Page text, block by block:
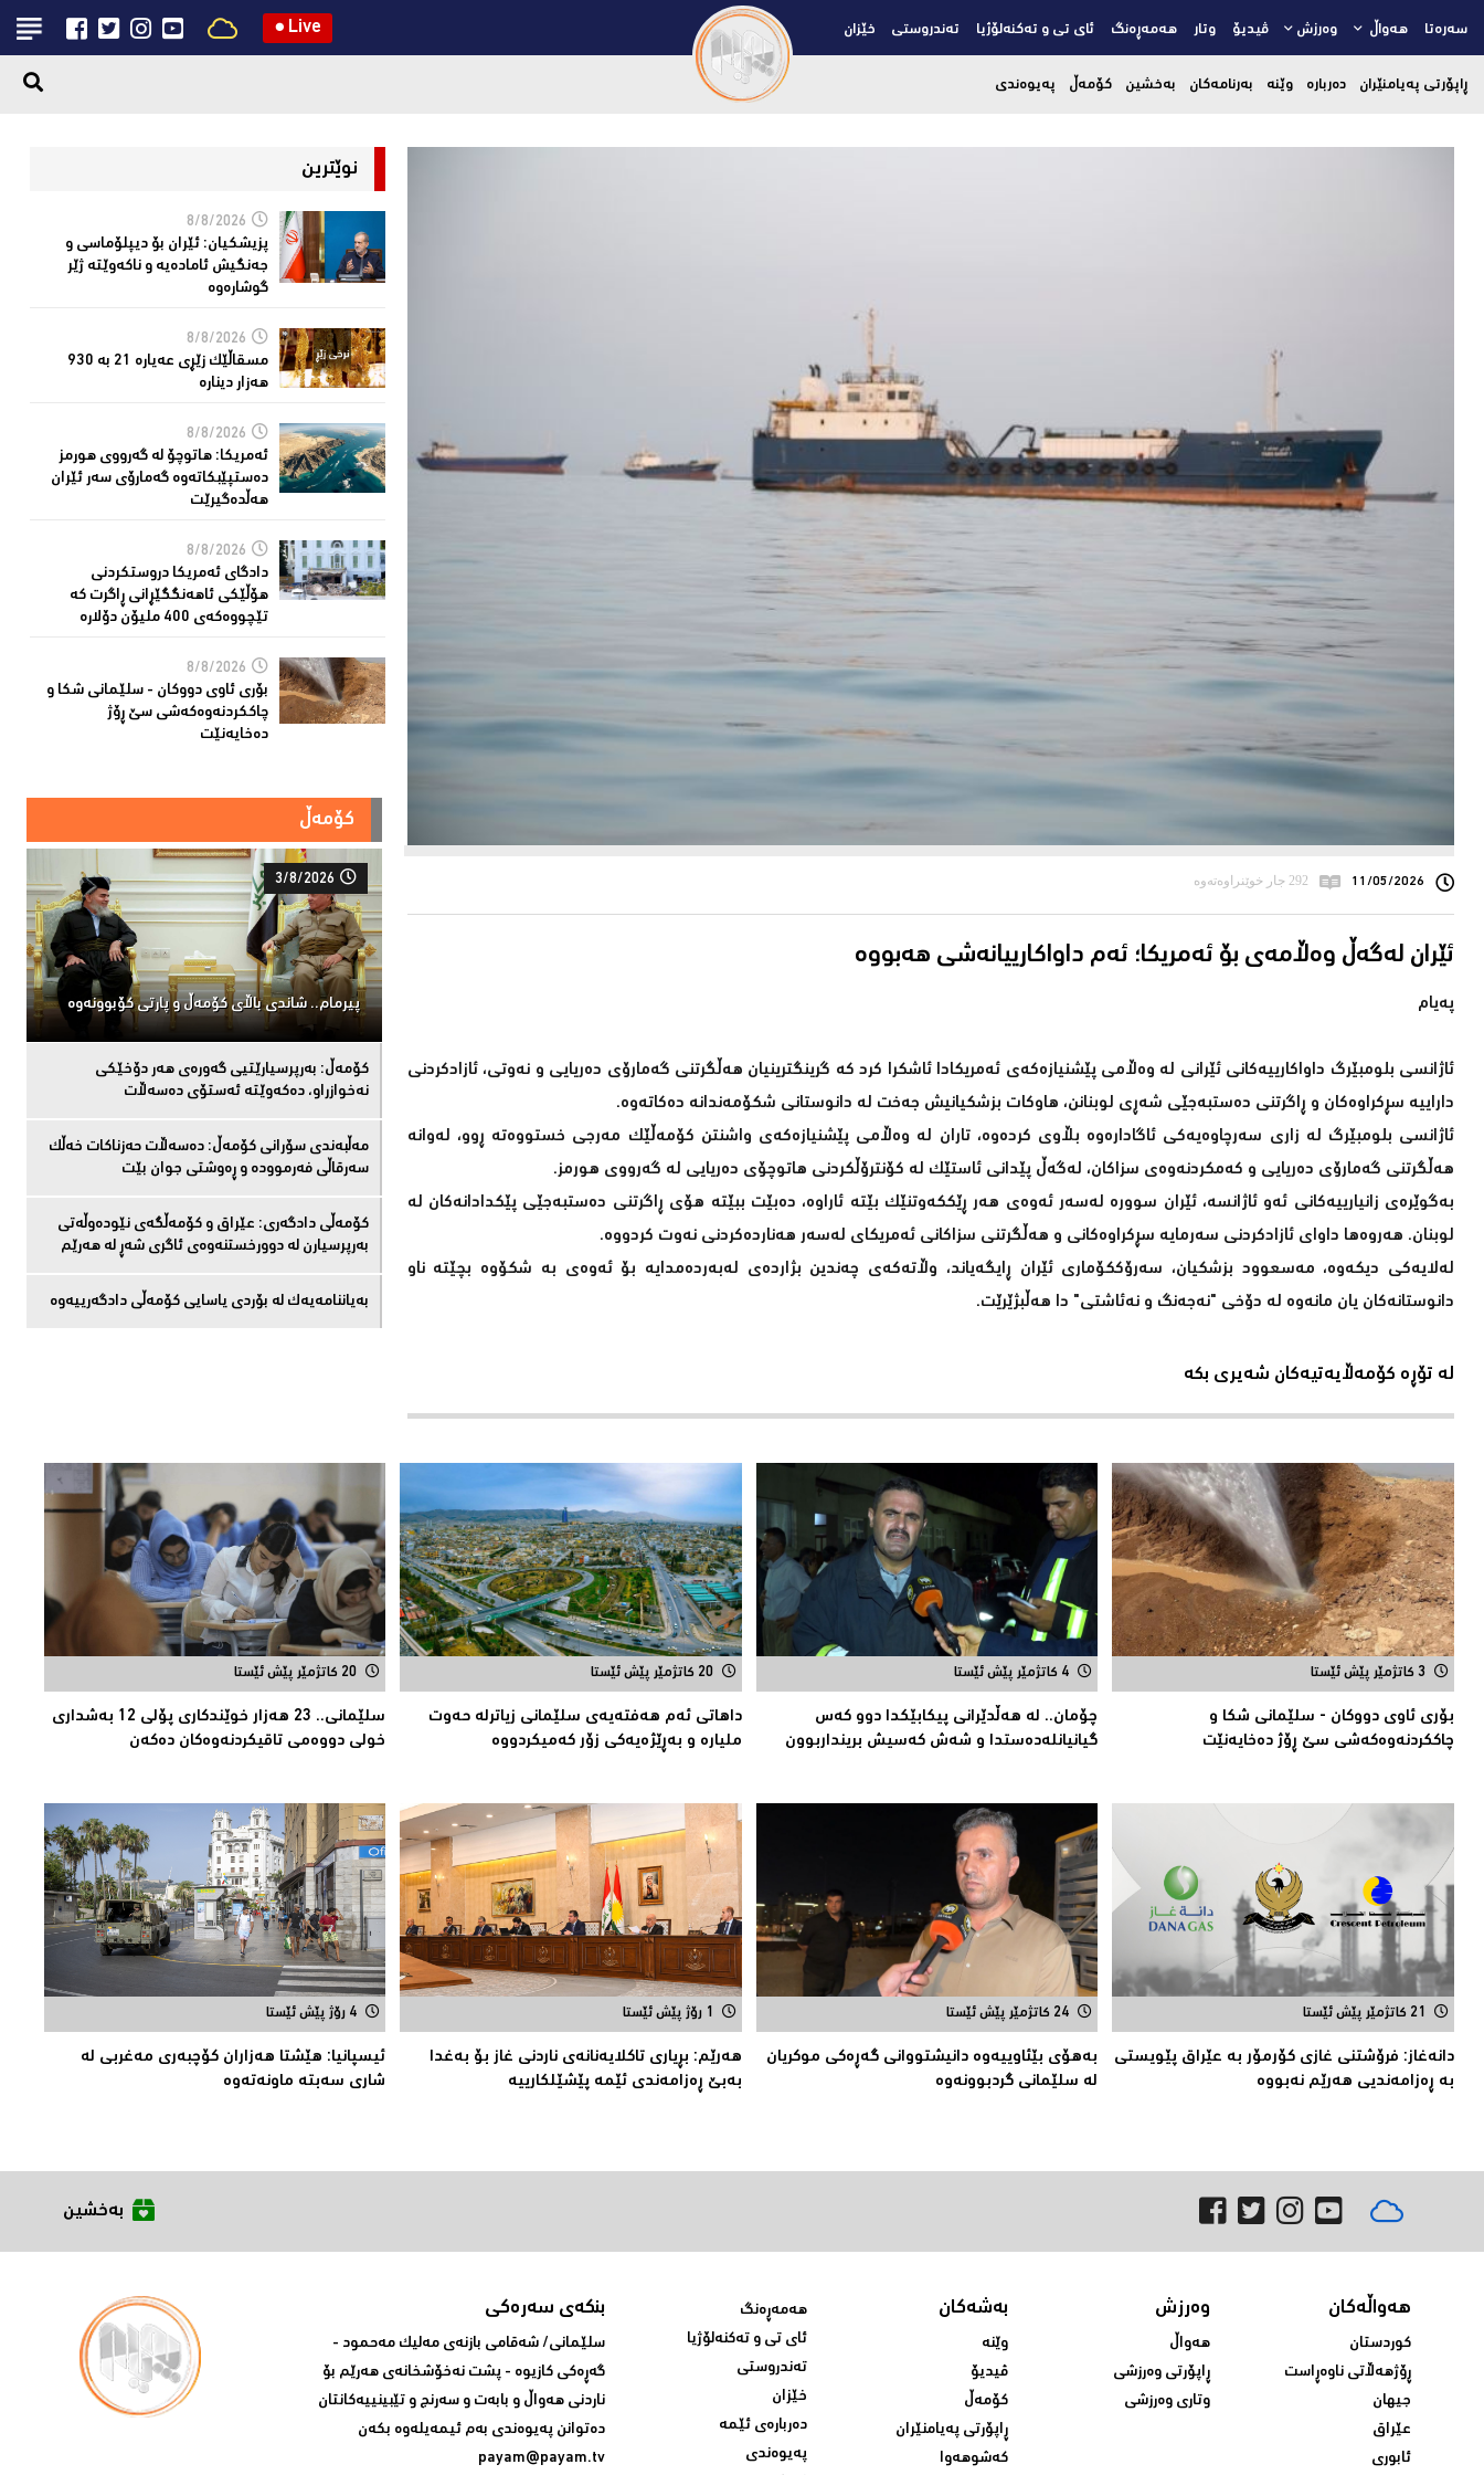
سەرەتا هەواڵ وەرزش ڤیدیۆ وتار هەمەڕەنگ ئای تی و تەکنەلۆژیا تەندروستی خێزان ● Live
ڕاپۆرتی پەیامنێران دەربارە وێنە بەرنامەکان بەخشین کۆمەڵ پەیوەندی
11/05/2026 292 جار خوێنراوەتەوە
ئێران لەگەڵ وەڵامەی بۆ ئەمریکا؛ ئەم داواکارییانەشى هەبووە
پەیام
ئاژانسی بلومبێرگ داواکارییەکانی ئێرانی لە وەڵامی پێشنیازەکەی ئەمریکادا ئاشکرا کرد کە گرینگترینیان هەڵگرتنی گەمارۆی دەریایی و نەوتی، ئازادکردنی
داراییە سڕکراوەکان و ڕاگرتنی دەستبەجێی شەڕی لوبنانن، هاوکات بزشکیانیش جەخت لە دانوستانی شکۆمەندانە دەکاتەوە.
ئاژانسی بلومبێرگ لە زاری سەرچاوەیەکی ئاگادارەوە بڵاوی کردەوە، تاران لە وەڵامی پێشنیازەکەی واشنتن کۆمەڵێک مەرجی خستووەتە ڕوو، لەوانە
هەڵگرتنی گەمارۆی دەریایی و کەمکردنەوەی سزاکان، لەگەڵ پێدانى ئاستێک لە کۆنترۆڵکردنی هاتوچۆی دەریایی لە گەرووی هورمز.
بەگوێرەی زانیارییەکانی ئەو ئاژانسە، ئێران سوورە لەسەر ئەوەی هەر ڕێککەوتنێک بێتە ئاراوە، دەبێت ببێتە هۆی ڕاگرتنی دەستبەجێی پێکدادانەکان لە
لوبنان. هەروەها داوای ئازادکردنی سەرمایە سڕکراوەکانی و هەڵگرتنی سزاکانی ئەمریکای لەسەر هەناردەکردنی نەوت کردووە.
لەلایەکی دیکەوە، مەسعوود بزشکیان، سەرۆککۆماری ئێران ڕایگەیاند، وڵاتەکەی چەندین بژاردەی لەبەردەمدایە بۆ ئەوەی بە شکۆوە بچێتە ناو
دانوستانەکان یان مانەوە لە دۆخی "نەجەنگ و نەئاشتی" دا هەڵبژێرێت.
لە تۆڕە کۆمەڵایەتیەکان شەیری بکە
نوێترین
8/8/2026
پزیشكیان: ئێران بۆ دیپلۆماسی و
جەنگیش ئامادەیە و ناکەوێتە ژێر
گوشارەوە
8/8/2026
مسقاڵێک زێڕی عەیارە 21 بە 930
هەزار دینارە
8/8/2026
ئەمریكا: هاتوچۆ لە گەرووی هورمز
دەستپێبكاتەوە گەمارۆی سەر ئێران
هەڵدەگیرێت
8/8/2026
دادگای ئەمریكا دروستكردنی
هۆڵێكی ئاهەنگگێڕانی ڕاگرت كە
تێچووەكەی 400 ملیۆن دۆلارە
8/8/2026
بۆری ئاوی دووکان - سلێمانی شکا و
چاککردنەوەکەشى سێ ڕۆژ
دەخایەنێت
کۆمەڵ
3/8/2026
پیرمام.. شاندی باڵای كۆمه‌ڵ و پارتی كۆبوونه‌وه‌
كۆمەڵ: بەرپرسیارێتیی گەورەی هەر دۆخێکی
نەخوازراو، دەكەوێتە ئەستۆی دەسەڵات
مەڵبەندى سۆرانى کۆمەڵ: دەسەڵات حەزناکات خەڵک
سەرقاڵى فەرموودە و ڕەوشتى جوان بێت
کۆمەڵى دادگەرى: عێراق و كۆمەڵگەی نێودەوڵەتی
بەرپرسیارن لە دوورخستنەوەى ئاگری شەڕ لە هەرێم
بەیاننامەیەک لە بۆردی یاسایی کۆمەڵی دادگەرییەوە
3 کاتژمێر پێش ئێستا
بۆری ئاوی دووکان - سلێمانی شکا و
چاککردنەوەکەشى سێ ڕۆژ دەخایەنێت
4 کاتژمێر پێش ئێستا
چۆمان.. لە هەڵدێرانی پیكابێکدا دوو کەس
گیانیانلەدەستدا و شەش کەسیش برینداربوون
20 کاتژمێر پێش ئێستا
داهاتی ئەم هه‌فته‌یەی سلێمانی زیاترلە حەوت
ملیارە و بەڕێژەیەکى زۆر کەمیکردووە
20 کاتژمێر پێش ئێستا
سلێمانی.. 23 هەزار خوێندکارى پۆلی 12 بەشدارى
خولى دووەمى تاقیکردنەوەکان دەکەن
21 کاتژمێر پێش ئێستا
دانەغاز: فرۆشتنی غازی كۆرمۆر بە عێراق پێویستی
بە ڕەزامەندیی هەرێم نەبووە
24 کاتژمێر پێش ئێستا
بەهۆی بێئاوییەوە دانیشتووانی گەڕەكی موكریان
لە سلێمانی گردبوونەوە
1 رۆژ پێش ئێستا
هەرێم: بڕیاری تاكلایەنانەى ناردنی غاز بۆ بەغدا
بەبێ ڕەزامەندی ئێمە پێشێلکارییە
4 رۆژ پێش ئێستا
ئیسپانیا: هێشتا هه‌زاران كۆچبه‌ری مه‌غربی له‌
شاری سه‌بته‌ ماونه‌ته‌وه‌
بەخشین
هەواڵەکان
کوردستان
ڕۆژهەڵاتی ناوەڕاست
جیهان
عێراق
ئابوری
وەرزش
هەواڵ
ڕاپۆرتی وەرزشی
وتاری وەرزشی
بەشەکان
وێنە
ڤیدیۆ
کۆمەڵ
ڕاپۆرتی پەیامنێران
کەشوهەوا
هەمەڕەنگ
ئای تی و تەکنەلۆژیا
تەندروستی
خێزان
دەربارەی ئێمە
پەیوەندی
بنکەی سەرەکی
سلێمانی/ شه‌قامی بازنه‌ی مه‌لیک مه‌حمود -
گه‌ڕه‌کی کازیوه‌ - پشت نه‌خۆشخانه‌ی‌ هه‌رێم بۆ
ناردنی‌ هه‌واڵ و بابه‌ت و سه‌رنج و تێبینییه‌كانتان
ده‌توانن په‌یوه‌ندی‌ به‌م ئیمه‌یله‌وه‌ بكه‌ن
payam@payam.tv